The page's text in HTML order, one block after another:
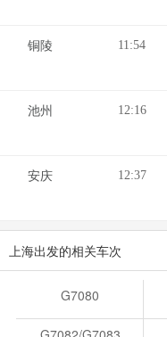
铜陵 11:54
池州 12:16
安庆 12:37
上海出发的相关车次
G7080